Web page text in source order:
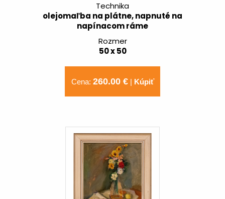
Technika
olejomaľba na plátne, napnuté na
napínacom ráme
Rozmer
50 x 50
Cena: 260.00 €| Kúpiť